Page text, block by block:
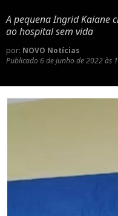
A pequena Ingrid Kaiane
ao hospital sem vida
por: NOVO Notícias
Publicado 6 de junho de 2022 às